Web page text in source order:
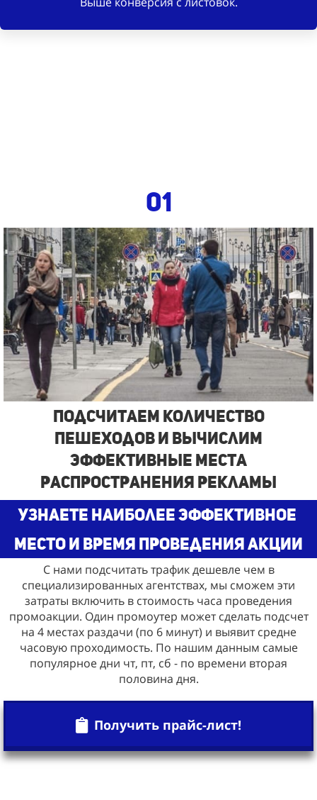
01
Подсчитаем количество
пешеходов и вычислим
эффективные места
распространения рекламы
узнаете наиболее эффективное
место и время проведения акции
С нами подсчитать трафик дешевле чем в
специализированных агентствах, мы сможем эти
затраты включить в стоимость часа проведения
промоакции. Один промоутер может сделать подсчет
на 4 местах раздачи (по 6 минут) и выявит средне
часовую проходимость. По нашим данным самые
популярное дни чт, пт, сб - по времени вторая
половина дня.
Получить прайс-лист!